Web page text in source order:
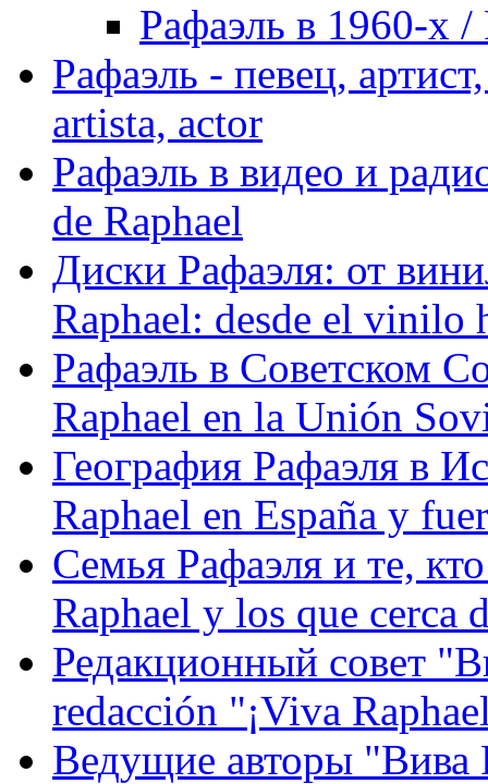
Рафаэль в 1960-х /
Рафаэль - певец,
artista, actor
Рафаэль в видео и
de Raphael
Диски Рафаэля: от
Raphael: desde el vinilo
Рафаэль в Советском
Raphael en la Unión
География Рафаэля в
Raphael en España y
Семья Рафаэля и те,
Raphael y los que cerca
Редакционный совет
redacción "¡Viva
Ведущие авторы "Вива